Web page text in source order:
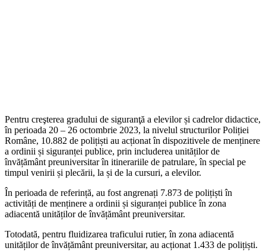
Pentru creşterea gradului de siguranţă a elevilor și cadrelor didactice,
în perioada 20 – 26 octombrie 2023, la nivelul structurilor Poliției
Române, 10.882 de polițiști au acționat în dispozitivele de menținere
a ordinii și siguranței publice, prin includerea unităților de
învățământ preuniversitar în itinerariile de patrulare, în special pe
timpul venirii și plecării, la și de la cursuri, a elevilor.
În perioada de referință, au fost angrenați 7.873 de polițiști în
activități de menținere a ordinii și siguranței publice în zona
adiacentă unităților de învățământ preuniversitar.
Totodată, pentru fluidizarea traficului rutier, în zona adiacentă
unităților de învățământ preuniversitar, au acționat 1.433 de polițiști.